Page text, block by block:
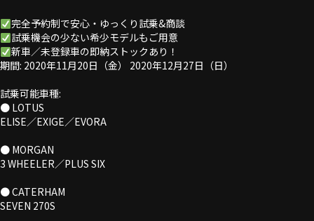
完全予約制で安心・ゆっくり試乗&商談
試乗機会の少ない希少モデルもご用意
新車／未登録車の即納ストックあり！
期間: 2020年11月20日（金） 2020年12月27日（日）
試乗可能車種:
● LOTUS
ELISE／EXIGE／EVORA
● MORGAN
3 WHEELER／PLUS SIX
● CATERHAM
SEVEN 270S